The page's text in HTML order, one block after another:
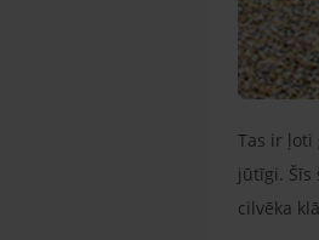
Tas ir ļoti
jūtīgi. Šīs
cilvēka